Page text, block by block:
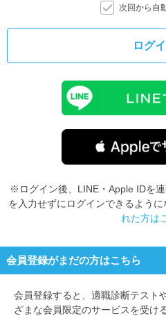
次回から自
ログ
※ログイン後、LINE・Apple IDを
を入力せずにログインできるように
れた方は
会員登録がまだの方はこちら
会員登録すると、 適職診断テスト
ざまな会員限定のサービスを受け